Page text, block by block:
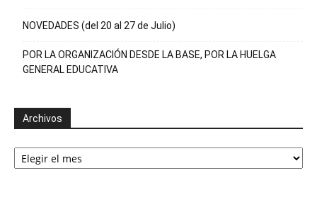
NOVEDADES (del 20 al 27 de Julio)
POR LA ORGANIZACIÓN DESDE LA BASE, POR LA HUELGA
GENERAL EDUCATIVA
Archivos
Archivos